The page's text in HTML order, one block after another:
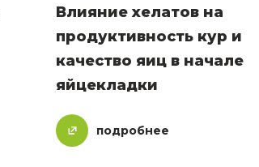
Влияние хелатов на
продуктивность кур и
качество яиц в начале
яйцекладки
подробнее